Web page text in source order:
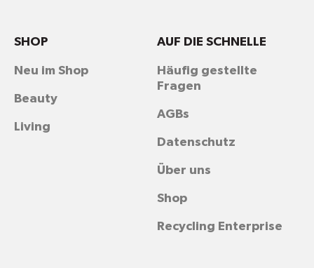
AUF DIE SCHNELLE
Häufig gestellte
Fragen
AGBs
Datenschutz
Über uns
Shop
Recycling Enterprise
SHOP
Neu im Shop
Beauty
Living